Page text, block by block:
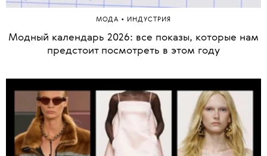
МОДА • ИНДУСТРИЯ
Модный календарь 2026: все показы, которые нам
предстоит посмотреть в этом году